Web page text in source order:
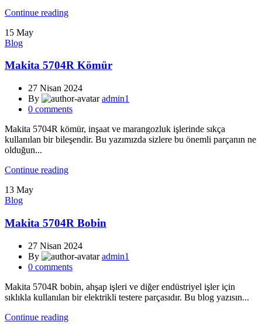
Continue reading
15 May
Blog
Makita 5704R Kömür
27 Nisan 2024
By
admin1
0 comments
Makita 5704R kömür, inşaat ve marangozluk işlerinde sıkça
kullanılan bir bileşendir. Bu yazımızda sizlere bu önemli parçanın ne
olduğun...
Continue reading
13 May
Blog
Makita 5704R Bobin
27 Nisan 2024
By
admin1
0 comments
Makita 5704R bobin, ahşap işleri ve diğer endüstriyel işler için
sıklıkla kullanılan bir elektrikli testere parçasıdır. Bu blog yazısın...
Continue reading